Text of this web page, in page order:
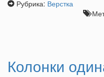
Рубрика: Верстка
Колонки